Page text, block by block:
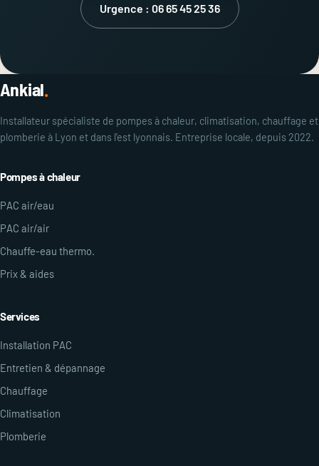
Urgence : 06 65 45 25 36
Ankial.
Installateur spécialiste de pompes à chaleur, climatisation, chauffage et
plomberie à Lyon et dans l'est lyonnais. Entreprise locale, depuis 2022.
Pompes à chaleur
PAC air/eau
PAC air/air
Chauffe-eau thermo.
Prix & aides
Services
Installation PAC
Entretien & dépannage
Chauffage
Climatisation
Plomberie